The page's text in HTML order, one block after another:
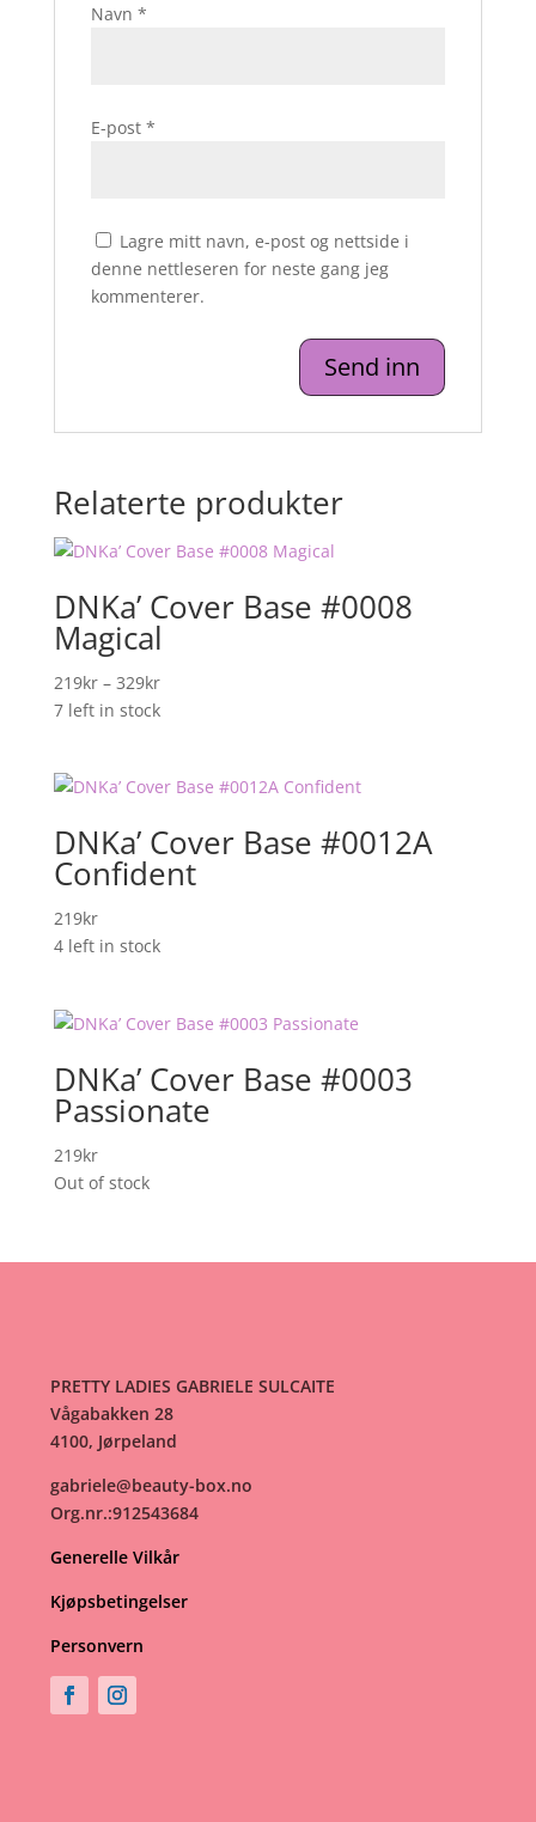
Navn *
E-post *
Lagre mitt navn, e-post og nettside i
denne nettleseren for neste gang jeg
kommenterer.
Relaterte produkter
DNKa’ Cover Base #0008
Magical
219kr – 329krPrisområde:
219kr
7 left in stock
DNKa’ Cover Base #0012A
Confident
219kr
4 left in stock
DNKa’ Cover Base #0003
Passionate
219kr
Out of stock
PRETTY LADIES GABRIELE SULCAITE
Vågabakken 28
4100, Jørpeland
gabriele@beauty-box.no
Org.nr.:912543684
Generelle Vilkår
Kjøpsbetingelser
Personvern